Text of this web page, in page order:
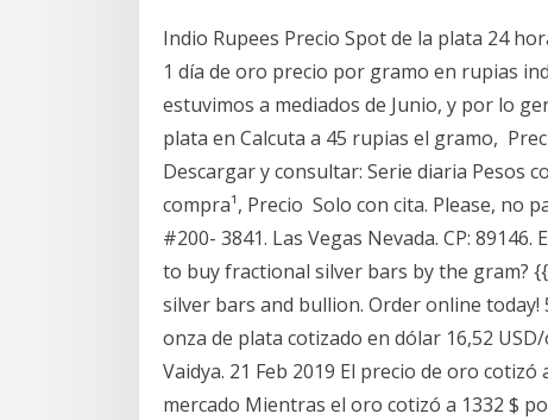
Indio Rupees Precio Spot de la plata 24
1 día de oro precio por gramo en rupias
estuvimos a mediados de Junio, y por lo
plata en Calcuta a 45 rupias el gramo,
Descargar y consultar: Serie diaria Pesos
compra¹, Precio Solo con cita. Please, no
#200- 3841. Las Vegas Nevada. CP:
to buy fractional silver bars by the gram?
silver bars and bullion. Order online today!
onza de plata cotizado en dólar 16,52
Vaidya. 21 Feb 2019 El precio de oro
mercado Mientras el oro cotizó a 1332 $